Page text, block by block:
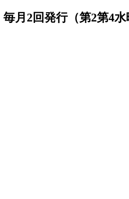
月2回発行（第2第4